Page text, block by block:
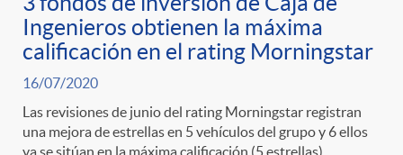
Ingenieros obtienen la máxima
calificación en el rating Morningstar
16/07/2020
Las revisiones de junio del rating Morningstar registran
una mejora de estrellas en 5 vehículos del grupo y 6 ellos
ya se sitúan en la máxima calificación (5 estrellas)